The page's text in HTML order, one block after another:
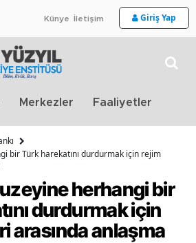
Künye İletişim Giriş Yap
Merkezler Faaliyetler
bir Türk harekatını durdurmak için rejim
herhangi bir
durdurmak için
arasında anlaşma